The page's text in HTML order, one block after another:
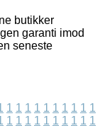
butikker
garanti imod
seneste
1 1 1 1 1 1 1 1 1 1
1 1 1 1 1 1 1 1 1 1